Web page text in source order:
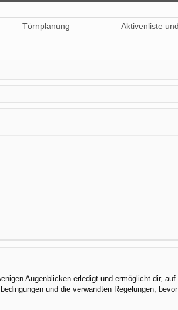
Törnplanung Aktivenliste
Augenblicken erledigt und ermöglicht dir,
und die verwandten Regelungen,